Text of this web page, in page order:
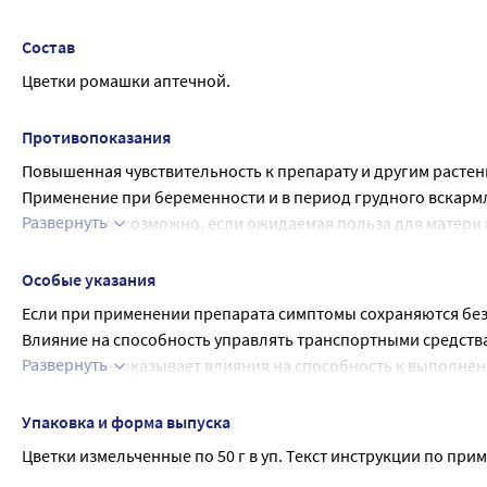
препарат только согласно тем показаниям, тому способу
Состав
Цветки ромашки аптечной.
Противопоказания
Повышенная чувствительность к препарату и другим
Применение при беременности и в период грудного
Применение возможно, если ожидаемая польза для
Развернуть
Особые указания
Если при применении препарата симптомы сохраняются
Влияние на способность управлять транспортными
Препарат не оказывает влияния на способность к
движущимися механизмами).
Развернуть
Упаковка и форма выпуска
Цветки измельченные по 50 г в уп. Текст инструкции по